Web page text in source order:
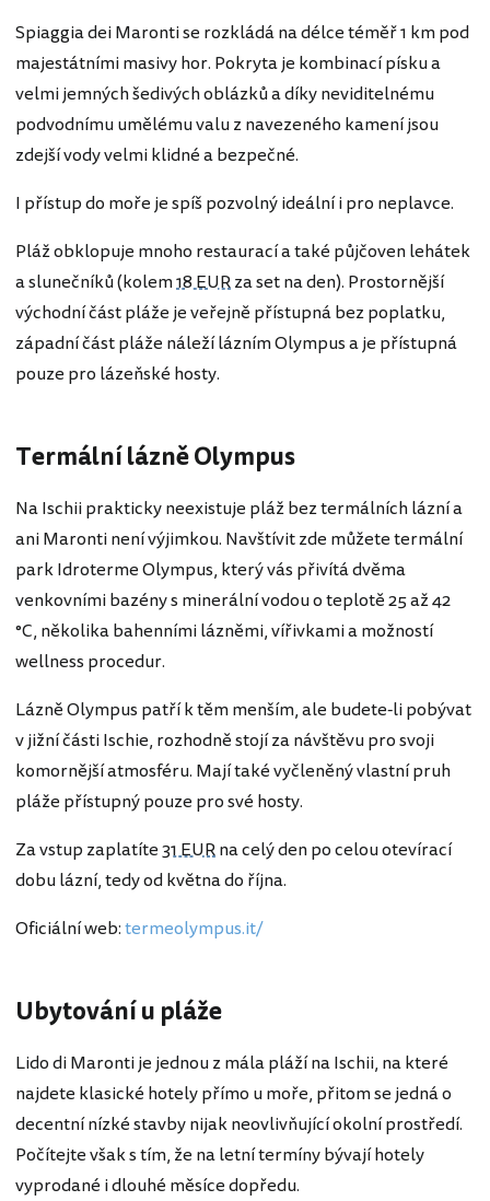
Spiaggia dei Maronti se rozkládá na délce téměř 1 km pod
majestátními masivy hor. Pokryta je kombinací písku a
velmi jemných šedivých oblázků a díky neviditelnému
podvodnímu umělému valu z navezeného kamení jsou
zdejší vody velmi klidné a bezpečné.
I přístup do moře je spíš pozvolný ideální i pro neplavce.
Pláž obklopuje mnoho restaurací a také půjčoven lehátek
a slunečníků (kolem18 EURza set na den). Prostornější
východní část pláže je veřejně přístupná bez poplatku,
západní část pláže náleží lázním Olympus a je přístupná
pouze pro lázeňské hosty.
Termální lázně Olympus
Na Ischii prakticky neexistuje pláž bez termálních lázní a
ani Maronti není výjimkou. Navštívit zde můžete termální
park Idroterme Olympus, který vás přivítá dvěma
venkovními bazény s minerální vodou o teplotě 25 až 42
°C, několika bahenními lázněmi, vířivkami a možností
wellness procedur.
Lázně Olympus patří k těm menším, ale budete-li pobývat
v jižní části Ischie, rozhodně stojí za návštěvu pro svoji
komornější atmosféru. Mají také vyčleněný vlastní pruh
pláže přístupný pouze pro své hosty.
Za vstup zaplatíte31 EURna celý den po celou otevírací
dobu lázní, tedy od května do října.
Oficiální web:termeolympus.it/
Ubytování u pláže
Lido di Maronti je jednou z mála pláží na Ischii, na které
najdete klasické hotely přímo u moře, přitom se jedná o
decentní nízké stavby nijak neovlivňující okolní prostředí.
Počítejte však s tím, že na letní termíny bývají hotely
vyprodané i dlouhé měsíce dopředu.